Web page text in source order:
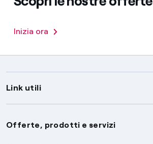
Inizia ora
Link utili
Assistenza
Offerte, prodotti e servizi